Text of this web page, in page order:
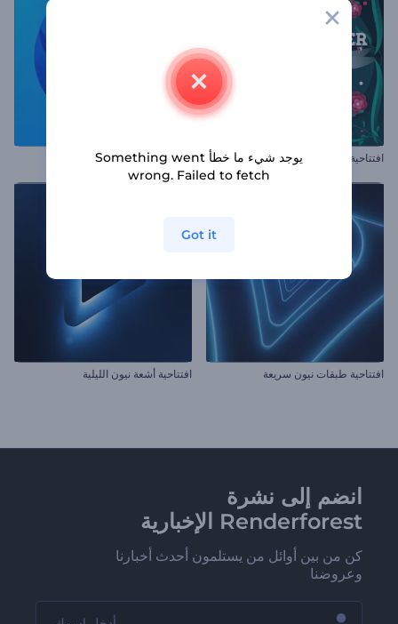
افتتاحية شم النسيم الملونة شعار الأشرطة الدوارة الملهم
افتتاحية طبقات نيون سريعة افتتاحية أشعة نيون الليلية
انضم إلى نشرة
Renderforest الإخبارية
كن من بين أوائل من يستلمون أحدث أخبارنا
وعروضنا
يوجد شيء ما خطأ Something went
wrong. Failed to fetch
Got it